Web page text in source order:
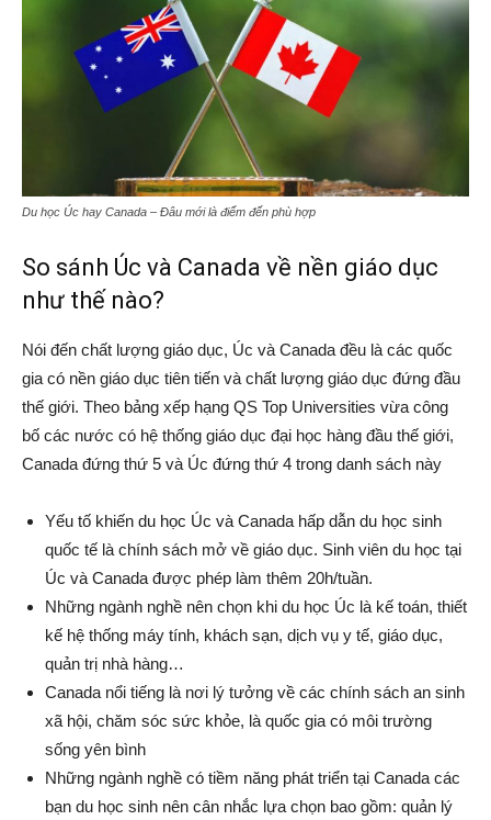
Du học Úc hay Canada – Đâu mới là điểm đến phù hợp
So sánh Úc và Canada về nền giáo dục
như thế nào?
Nói đến chất lượng giáo dục, Úc và Canada đều là các quốc
gia có nền giáo dục tiên tiến và chất lượng giáo dục đứng đầu
thế giới. Theo bảng xếp hạng QS Top Universities vừa công
bố các nước có hệ thống giáo dục đại học hàng đầu thế giới,
Canada đứng thứ 5 và Úc đứng thứ 4 trong danh sách này
Yếu tố khiến du học Úc và Canada hấp dẫn du học sinh
quốc tế là chính sách mở về giáo dục. Sinh viên du học tại
Úc và Canada được phép làm thêm 20h/tuần.
Những ngành nghề nên chọn khi du học Úc là kế toán, thiết
kế hệ thống máy tính, khách sạn, dịch vụ y tế, giáo dục,
quản trị nhà hàng…
Canada nổi tiếng là nơi lý tưởng về các chính sách an sinh
xã hội, chăm sóc sức khỏe, là quốc gia có môi trường
sống yên bình
Những ngành nghề có tiềm năng phát triển tại Canada các
bạn du học sinh nên cân nhắc lựa chọn bao gồm: quản lý